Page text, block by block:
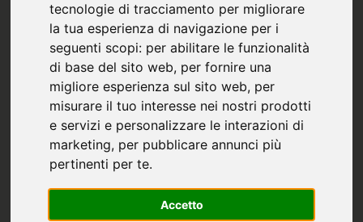
tecnologie di tracciamento per migliorare
la tua esperienza di navigazione per i
seguenti scopi: per abilitare le funzionalità
di base del sito web, per fornire una
migliore esperienza sul sito web, per
misurare il tuo interesse nei nostri prodotti
e servizi e personalizzare le interazioni di
marketing, per pubblicare annunci più
pertinenti per te.
Accetto